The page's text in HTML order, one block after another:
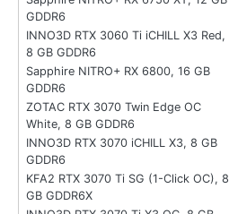
GDDR6
INNO3D RTX 3060 Ti iCHILL X3 Red,
8 GB GDDR6
Sapphire NITRO+ RX 6800, 16 GB
GDDR6
ZOTAC RTX 3070 Twin Edge OC
White, 8 GB GDDR6
INNO3D RTX 3070 iCHILL X3, 8 GB
GDDR6
KFA2 RTX 3070 Ti SG (1-Click OC), 8
GB GDDR6X